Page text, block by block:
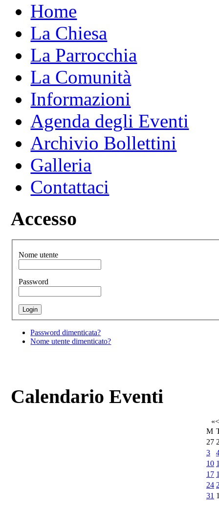
Home
La Chiesa
La Parrocchia
La Comunità
Informazioni
Agenda degli Eventi
Archivio Bollettini
Galleria
Contattaci
Accesso
Nome utente
Password
Password dimenticata?
Nome utente dimenticato?
Calendario Eventi
«<
M
27
3
10
17
24
31